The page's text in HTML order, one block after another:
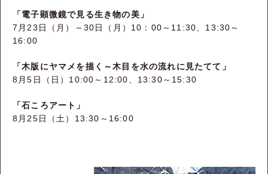
「電子顕微鏡で見る生き物の美」
7月23日（月）～30日（月）10：00～11:30、13:30～
16:00
「木版にヤマメを描く～木目を水の流れに見たてて」
8月5日（日）10:00～12:00、13:30～15:30
「石ころアート」
8月25日（土）13:30～16:00